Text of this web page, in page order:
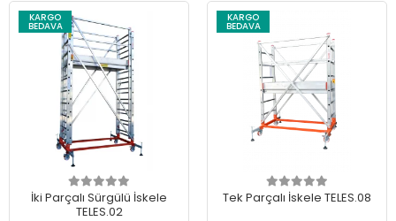
KARGO
BEDAVA
İki Parçalı Sürgülü İskele
TELES.02
KARGO
BEDAVA
Tek Parçalı İskele TELES.08